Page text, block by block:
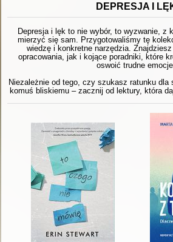
DEPRESJA I
Depresja i lęk to nie wybór, to wyzwanie, z
mierzyć się sam. Przygotowaliśmy tę
wiedzę i konkretne narzędzia.
opracowania, jak i kojące poradniki, które
oswoić trudne emocje.
Niezależnie od tego, czy szukasz ratunku
komuś bliskiemu – zacznij od lektury, która